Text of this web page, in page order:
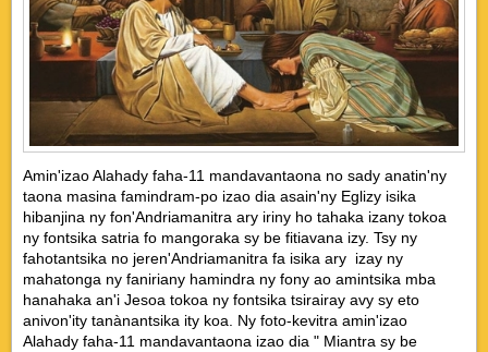
Amin'izao Alahady faha-11 mandavantaona no sady anatin'ny
taona masina famindram-po izao dia asain'ny Eglizy isika
hibanjina ny fon'Andriamanitra ary iriny ho tahaka izany tokoa
ny fontsika satria fo mangoraka sy be fitiavana izy. Tsy ny
fahotantsika no jeren'Andriamanitra fa isika ary izay ny
mahatonga ny faniriany hamindra ny fony ao amintsika mba
hanahaka an'i Jesoa tokoa ny fontsika tsirairay avy sy eto
anivon'ity tanànantsika ity koa. Ny foto-kevitra amin'izao
Alahady faha-11 mandavantaona izao dia " Miantra sy be